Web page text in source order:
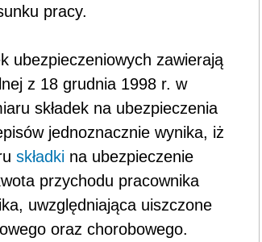
pracy.
ubezpieczeniowych zawierają
z 18 grudnia 1998 r. w
składek na ubezpieczenia
jednoznacznie wynika, iż
składki na ubezpieczenie
przychodu pracownika
uwzględniająca uiszczone
oraz chorobowego.